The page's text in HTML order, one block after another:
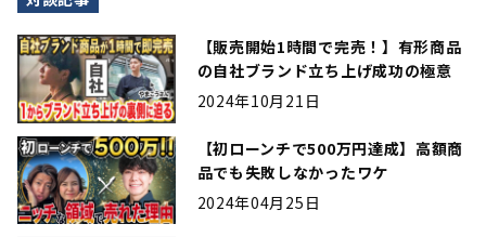
【販売開始1時間で完売！】有形商品
の自社ブランド立ち上げ成功の極意
2024年10月21日
【初ローンチで500万円達成】高額商
品でも失敗しなかったワケ
2024年04月25日